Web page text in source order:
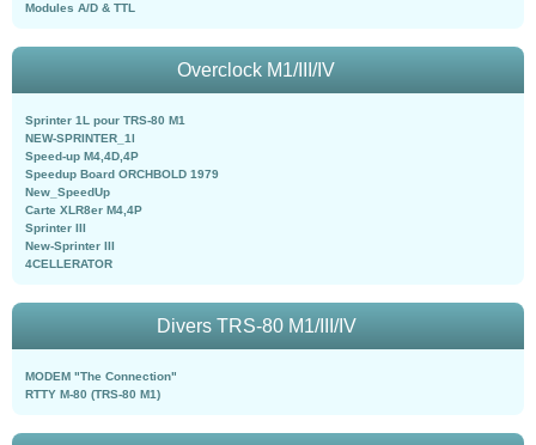
Modules A/D & TTL
Overclock M1/III/IV
Sprinter 1L pour TRS-80 M1
NEW-SPRINTER_1l
Speed-up M4,4D,4P
Speedup Board ORCHBOLD 1979
New_SpeedUp
Carte XLR8er M4,4P
Sprinter III
New-Sprinter III
4CELLERATOR
Divers TRS-80 M1/III/IV
MODEM "The Connection"
RTTY M-80 (TRS-80 M1)